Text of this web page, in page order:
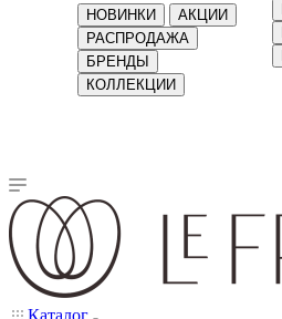
НОВИНКИ
АКЦИИ
РАСПРОДАЖА
БРЕНДЫ
КОЛЛЕКЦИИ
Каталог